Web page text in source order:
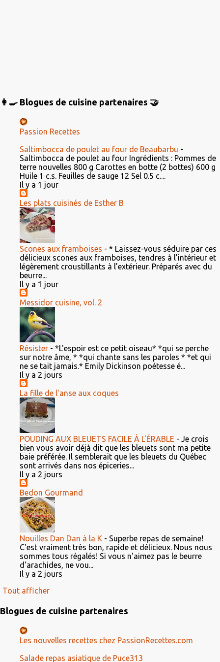
👩‍🍳 Blogues de cuisine partenaires 🤝
Passion Recettes
Saltimbocca de poulet au four de Beaubarbu -
Saltimbocca de poulet au four Ingrédients : Pommes de
terre nouvelles 800 g Carottes en botte (2 bottes) 600 g
Huile 1 c.s. Feuilles de sauge 12 Sel 0.5 c....
Il y a 1 jour
Les plats cuisinés de Esther B
Scones aux framboises - * Laissez-vous séduire par ces
délicieux scones aux framboises, tendres à l’intérieur et
légèrement croustillants à l’extérieur. Préparés avec du
beurre...
Il y a 1 jour
Messidor cuisine, vol. 2
Résister - *L'espoir est ce petit oiseau* *qui se perche
sur notre âme, * *qui chante sans les paroles * *et qui
ne se tait jamais.* Emily Dickinson poétesse é...
Il y a 2 jours
La fille de l'anse aux coques
POUDING AUX BLEUETS FACILE À L'ÉRABLE - Je crois
bien vous avoir déjà dit que les bleuets sont ma petite
baie préférée. Il semblerait que les bleuets du Québec
sont arrivés dans nos épiceries...
Il y a 2 jours
Bedon Gourmand
Nouilles Dan Dan à la K - Superbe repas de semaine!
C'est vraiment très bon, rapide et délicieux. Nous nous
sommes tous régalés! Si vous n'aimez pas le beurre
d'arachides, ne vou...
Il y a 2 jours
Tout afficher
Blogues de cuisine partenaires
Les nouvelles recettes chez PassionRecettes.com
Salade repas asiatique de Puce313